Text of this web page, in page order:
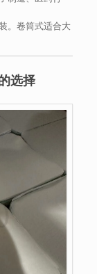
。卷筒式适合大
选择